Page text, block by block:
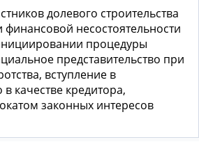
долевого строительства
финансовой несостоятельности
процедуры
представительство при
вступление в
в качестве кредитора,
законных интересов